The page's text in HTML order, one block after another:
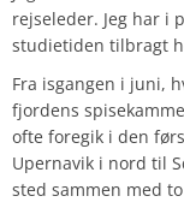
rejseleder. Jeg har i
studietiden tilbragt
Fra isgangen i juni,
fjordens
ofte foregik i den
Upernavik i nord til
sted sammen med